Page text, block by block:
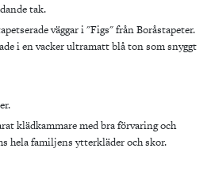
tak.
väggar i "Figs" från Boråstapeter.
i en vacker ultramatt blå ton som snyggt
klädkammare med bra förvaring och
hela familjens ytterkläder och skor.